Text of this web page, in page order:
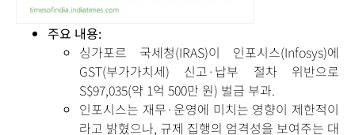
주요 내용:
싱가포르 국세청(IRAS)이 인포시스(Infosys)에
GST(부가가치세) 신고·납부 절차 위반으로
S$97,035(약 1억 500만 원) 벌금 부과.
인포시스는 재무·운영에 미치는 영향이 제한적이
라고 밝혔으나, 규제 집행의 엄격성을 보여주는 대